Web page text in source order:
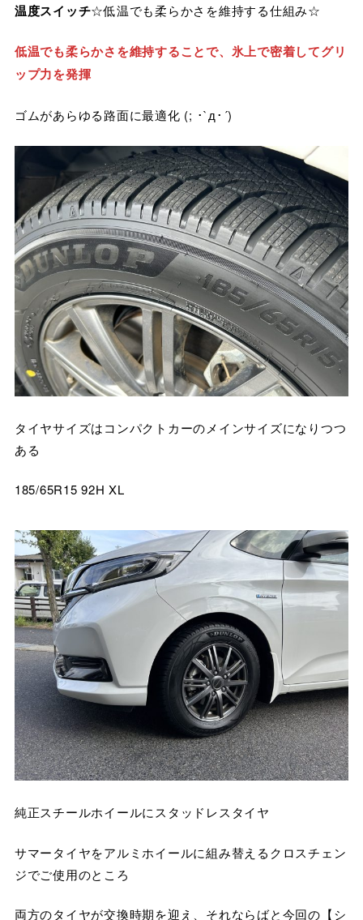
温度スイッチ☆低温でも柔らかさを維持する仕組み☆
低温でも柔らかさを維持することで、氷上で密着してグリ
ップ力を発揮
ゴムがあらゆる路面に最適化 (; ･`д･´)
タイヤサイズはコンパクトカーのメインサイズになりつつ
ある
185/65R15 92H XL
純正スチールホイールにスタッドレスタイヤ
サマータイヤをアルミホイールに組み替えるクロスチェン
ジでご使用のところ
両方のタイヤが交換時期を迎え、それならばと今回の【シ